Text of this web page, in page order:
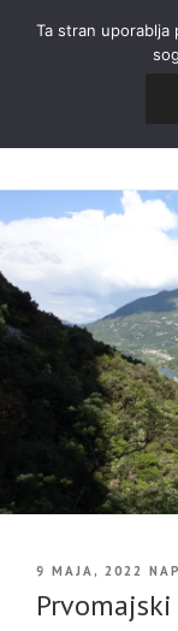
OBJAVLJENO
9 MAJA, 2022
Ta stran uporablja